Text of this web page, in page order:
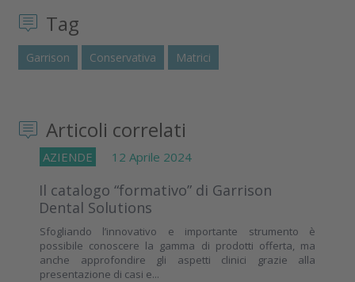
Tag
Garrison Conservativa Matrici
Articoli correlati
AZIENDE 12 Aprile 2024
Il catalogo “formativo” di Garrison
Dental Solutions
Sfogliando l’innovativo e importante strumento è
possibile conoscere la gamma di prodotti offerta, ma
anche approfondire gli aspetti clinici grazie alla
presentazione di casi e...